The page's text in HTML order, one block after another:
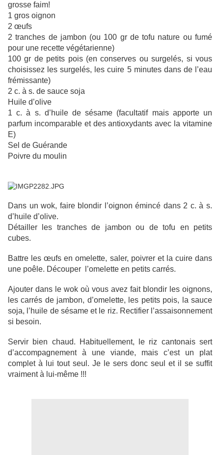
grosse faim!
1 gros oignon
2 œufs
2 tranches de jambon (ou 100 gr de tofu nature ou fumé
pour une recette végétarienne)
100 gr de petits pois (en conserves ou surgelés, si vous
choisissez les surgelés, les cuire 5 minutes dans de l’eau
frémissante)
2 c. à s. de sauce soja
Huile d’olive
1 c. à s. d’huile de sésame (facultatif mais apporte un
parfum incomparable et des antioxydants avec la vitamine
E)
Sel de Guérande
Poivre du moulin
Dans un wok, faire blondir l’oignon émincé dans 2 c. à s.
d’huile d’olive.
Détailler les tranches de jambon ou de tofu en petits
cubes.
Battre les œufs en omelette, saler, poivrer et la cuire dans
une poêle. Découper l’omelette en petits carrés.
Ajouter dans le wok où vous avez fait blondir les oignons,
les carrés de jambon, d’omelette, les petits pois, la sauce
soja, l’huile de sésame et le riz. Rectifier l’assaisonnement
si besoin.
Servir bien chaud. Habituellement, le riz cantonais sert
d’accompagnement à une viande, mais c’est un plat
complet à lui tout seul. Je le sers donc seul et il se suffit
vraiment à lui-même !!!